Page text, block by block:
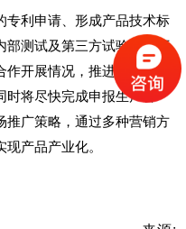
专利申请、形成产品技术标
部测试及第三方试验，接下
开展情况，推进科技立项
时将尽快完成申报生产备
推广策略，通过多种营销方
产品产业化。